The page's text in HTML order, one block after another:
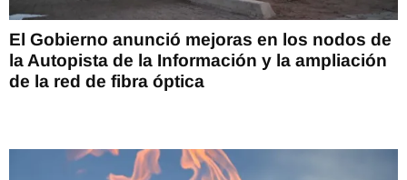
El Gobierno anunció mejoras en los nodos de
la Autopista de la Información y la ampliación
de la red de fibra óptica